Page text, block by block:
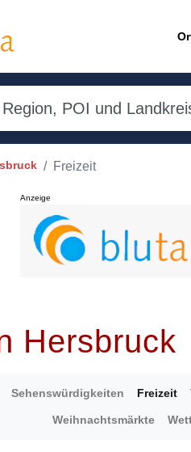
Freizeit
Anzeige
Hersbruck
Sehenswürdigkeiten Freizeit
Weihnachtsmärkte